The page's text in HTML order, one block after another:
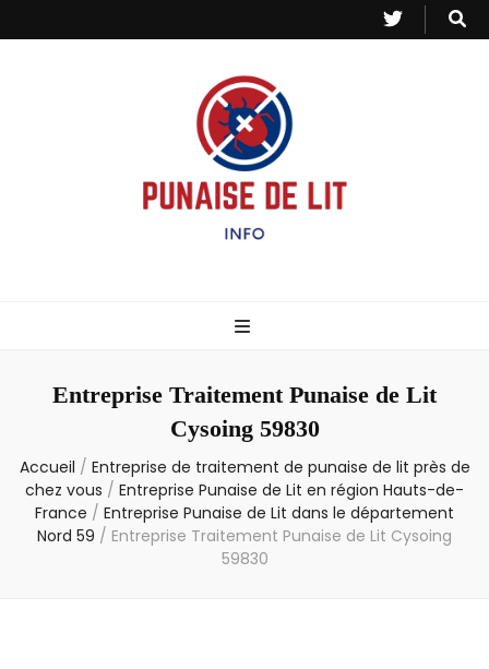
– Info
Entreprise Traitement Punaise de Lit
Cysoing 59830
Accueil / Entreprise de traitement de punaise de lit près de
chez vous / Entreprise Punaise de Lit en région Hauts-de-
France / Entreprise Punaise de Lit dans le département
Nord 59 / Entreprise Traitement Punaise de Lit Cysoing
59830